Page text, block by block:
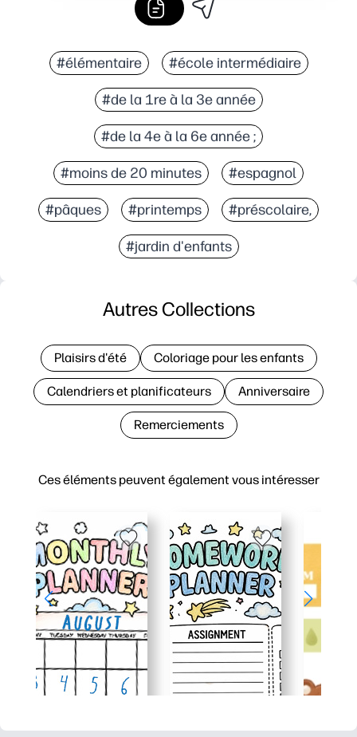
#élémentaire #école intermédiaire
#de la 1re à la 3e année
#de la 4e à la 6e année ;
#moins de 20 minutes #espagnol
#pâques #printemps #préscolaire,
#jardin d'enfants
Ces éléments peuvent également vous intéresser
Autres Collections
Plaisirs d'été Coloriage pour les enfants
Calendriers et planificateurs Anniversaire
Remerciements